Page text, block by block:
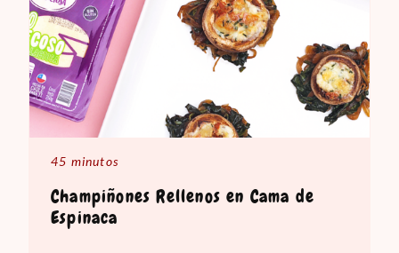
45 minutos
Champiñones Rellenos en Cama de
Espinaca